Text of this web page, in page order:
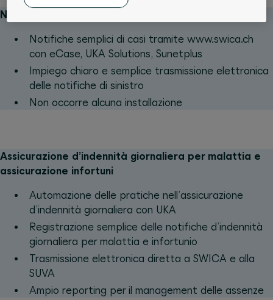
Notifiche di casi
Notifiche semplici di casi tramite www.swica.ch
con eCase, UKA Solutions, Sunetplus
Impiego chiaro e semplice trasmissione elettronica
delle notifiche di sinistro
Non occorre alcuna installazione
Assicurazione d’indennità giornaliera per malattia e
assicurazione infortuni
Automazione delle pratiche nell’assicurazione
d’indennità giornaliera con UKA
Registrazione semplice delle notifiche d’indennità
giornaliera per malattia e infortunio
Trasmissione elettronica diretta a SWICA e alla
SUVA
Ampio reporting per il management delle assenze